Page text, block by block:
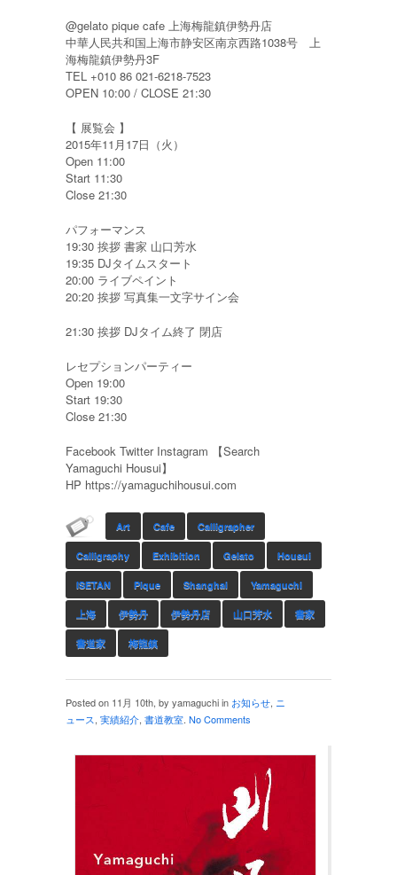
@gelato pique cafe 上海梅龍鎮伊勢丹店
中華人民共和国上海市静安区南京西路1038号 上
海梅龍鎮伊勢丹3F
TEL +010 86 021-6218-7523
OPEN 10:00 / CLOSE 21:30
【 展覧会 】
2015年11月17日（火）
Open 11:00
Start 11:30
Close 21:30
パフォーマンス
19:30 挨拶 書家 山口芳水
19:35 DJタイムスタート
20:00 ライブペイント
20:20 挨拶 写真集一文字サイン会
21:30 挨拶 DJタイム終了 閉店
レセプションパーティー
Open 19:00
Start 19:30
Close 21:30
Facebook Twitter Instagram 【Search
Yamaguchi Housui】
HP https://yamaguchihousui.com
Art Cafe Calligrapher
Calligraphy Exhibition Gelato Housui
ISETAN Pique Shanghai Yamaguchi
上海 伊勢丹 伊勢丹店 山口芳水 書家
書道家 梅龍鎮
Posted on 11月 10th, by yamaguchi in お知らせ, ニ
ュース, 実績紹介, 書道教室. No Comments